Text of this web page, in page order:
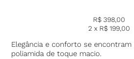
R$ 398,00
2 x R$ 199,00
Elegância e conforto se
poliamida de toque macio.